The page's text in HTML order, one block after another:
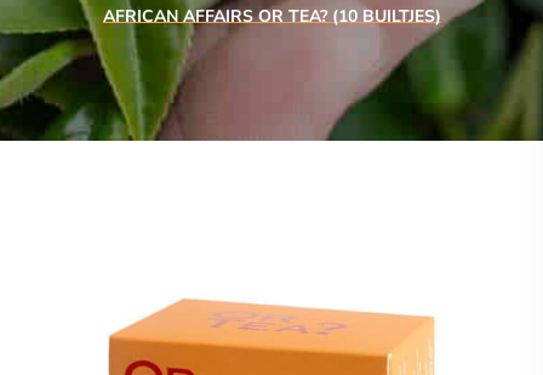
AFRICAN AFFAIRS OR TEA? (10 BUILTJES)